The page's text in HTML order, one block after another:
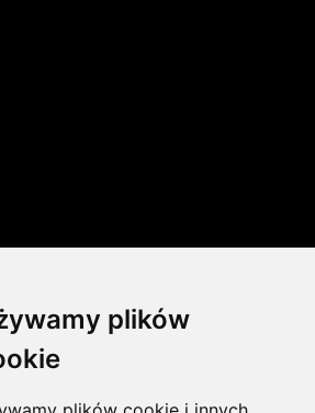
plików
do odstapienia od umowy
i formy płatności